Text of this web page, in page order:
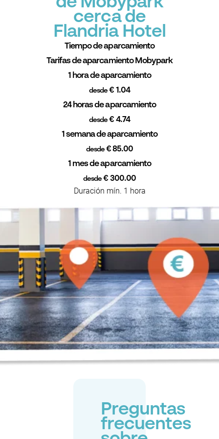
cerca de
Flandria Hotel
Tiempo de aparcamiento
Tarifas de aparcamiento Mobypark
1 hora de aparcamiento
desde € 1.04
24 horas de aparcamiento
desde € 4.74
1 semana de aparcamiento
desde€ 85.00
1 mes de aparcamiento
desde € 300.00
Duración mín. 1 hora
Preguntas
frecuentes